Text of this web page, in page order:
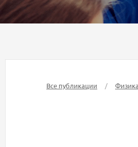
Все публикации / Физика